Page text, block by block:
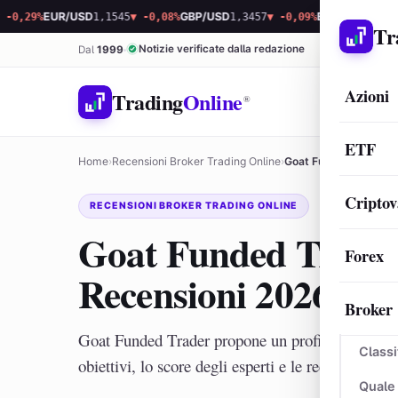
Azioni
ETF
Forex
Broker
EUR/USD1,1545▼ -0,08% GBP/USD1,3457▼ -0,09% Bitcoin64.917,08
Dal 1999 Notizie verificate dalla redazione
TradingOnline®
Home›Recensioni Broker Trading Online›Goat Funded Trader
RECENSIONI BROKER TRADING ONLINE
Goat Funded
Recensioni 2026
Goat Funded Trader propone un profit share
obiettivi, lo score degli esperti e le recensioni